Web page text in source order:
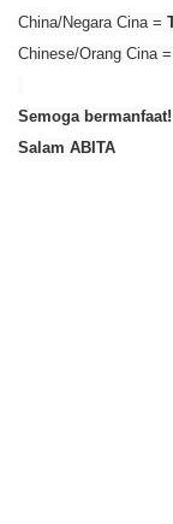
China/Negara Cina =
Chinese/Orang Cina =
Semoga bermanfaat!
Salam ABITA